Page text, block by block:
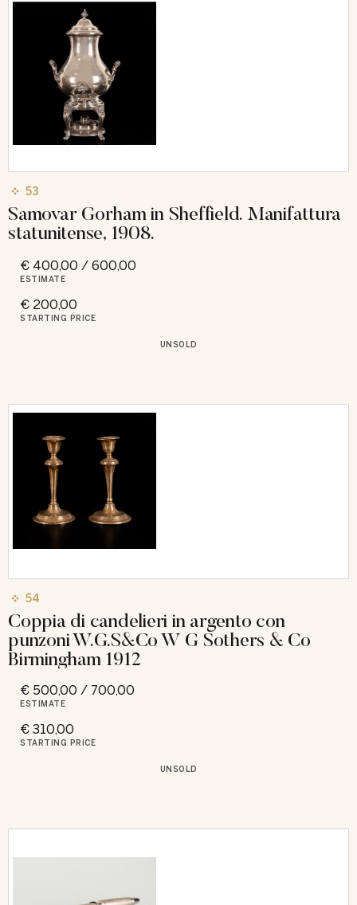
53
Samovar Gorham in Sheffield. Manifattura
statunitense, 1908.
€ 400,00 / 600,00
ESTIMATE
€ 200,00
STARTING PRICE
UNSOLD
54
Coppia di candelieri in argento con
punzoni W.G.S&Co W G Sothers & Co
Birmingham 1912
€ 500,00 / 700,00
ESTIMATE
€ 310,00
STARTING PRICE
UNSOLD